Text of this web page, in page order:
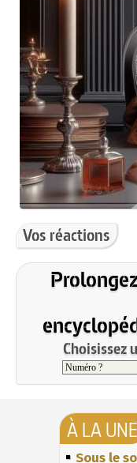
Vos réactions
Choisissez
À LA UNE
Sous le